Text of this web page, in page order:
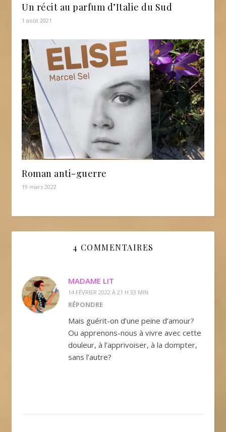
Un récit au parfum d’Italie du Sud
1 août 2021
Roman anti-guerre
19 mars 2022
4 COMMENTAIRES
MADAME LIT
14 FÉVRIER 2022 À 21 H 33 MIN
RÉPONDRE
Mais guérit-on d’une peine d’amour?
Ou apprenons-nous à vivre avec cette
douleur, à l’apprivoiser, à la dompter,
sans l’autre?